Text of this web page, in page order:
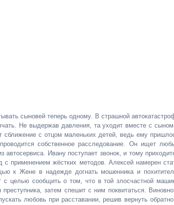
сыновей теперь одному. В страшной
Не выдержав давления, та уходит вместе с
с отцом маленьких детей, ведь ему
собственное расследование. Он ищет
автосервиса. Ивану поступает звонок, и тому
с применением жёстких методов. Алексей намерен
к Жене в надежде догнать мошенника и
с целью сообщить о том, что в той злосчастной
затем спешит с ним поквитаться.
любовь при расставании, решив вернуть